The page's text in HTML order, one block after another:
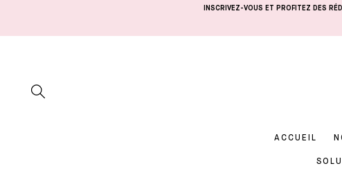
INSCRIVEZ-VOUS ET PROFITEZ DES
ACCUEIL